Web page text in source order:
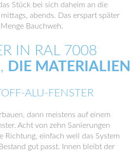
Stück bei sich daheim an die
abends. Das erspart später
Bauchweh.
IN RAL 7008
DIE MATERIALIEN
ALU-FENSTER
dann meistens auf einem
Acht von zehn Sanierungen
Richtung, einfach weil das System
gut passt. Innen bleibt der